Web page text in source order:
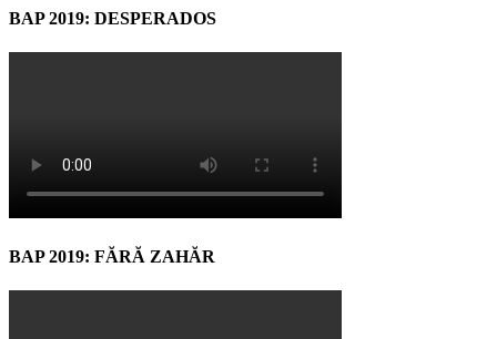
BAP 2019: DESPERADOS
BAP 2019: FĂRĂ ZAHĂR